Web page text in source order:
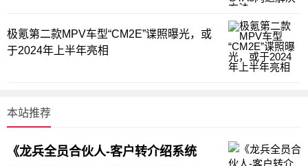
极氪第二款MPV车型“CM2E”谍照曝光，或
于2024年上半年亮相
本站推荐
《龙兵全员合伙人-客户转介绍系统